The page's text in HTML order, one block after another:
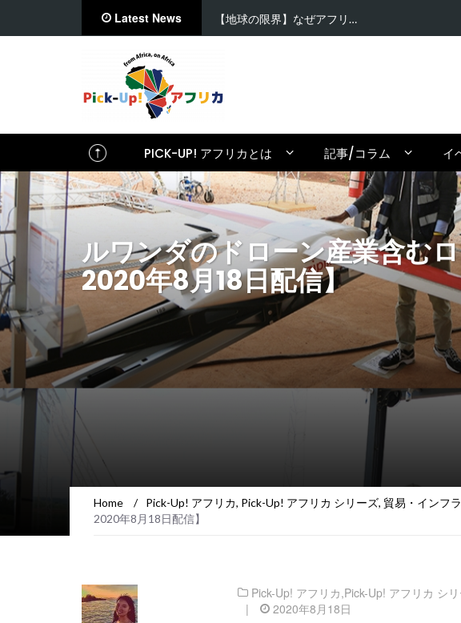
Latest News 【地球の限界】なぜアフリ…
PICK-UP! アフリカとは 記事/コラム イ
ルワンダのドローン産業含む
2020年8月18日配信】
Home / Pick-Up! アフリカ, Pick-Up! アフリカ シリーズ, 貿易・インフ
2020年8月18日配信】
Pick-Up! アフリカ,Pick-Up! アフリカ シ
|
2020年8月18日